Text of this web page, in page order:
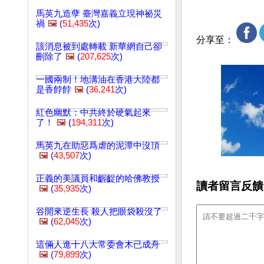
馬英九造孽 臺灣嘉義立現神祕災
禍 🖼️ (51,435次)
該消息被到處轉載 新華網自己卻
刪除了 🖼️ (207,625次)
一國兩制！地溝油在香港大陸都
是香餑餑 🖼️ (36,241次)
紅色幽默：中共終於硬氣起來
了！
🖼️ (194,311次)
馬英九在助惡爲虐的泥潭中沒頂
🖼️ (43,507次)
正義的美議員和齷齪的哈佛教授
🖼️ (35,935次)
谷開來逆生長 殺人把眼袋殺沒了
🖼️ (62,045次)
這倆人進十八大常委會木已成舟
🖼️ (79,899次)
分享至：
讀者留言反